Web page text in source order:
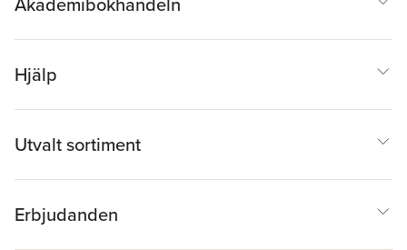
Hjälp
Utvalt sortiment
Erbjudanden